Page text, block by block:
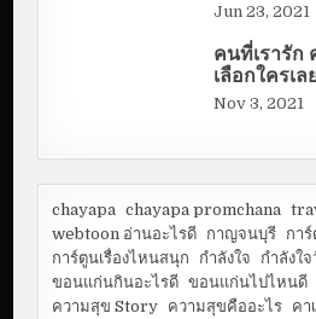
Jun 23, 2021
คนที่เรารัก
เลือกใครเ
Nov 3, 2021
chayapa chayapa promchana
webtoon อ่านอะไรดี กาญจนบุรี กา
การ์ตูนเรื่องไหนสนุก
กำลังใจ กำลังใ
ขอนแก่นกินอะไรดี ขอนแก่นไปไหนดี
ความสุข Story ความสุขคืออะไร คา